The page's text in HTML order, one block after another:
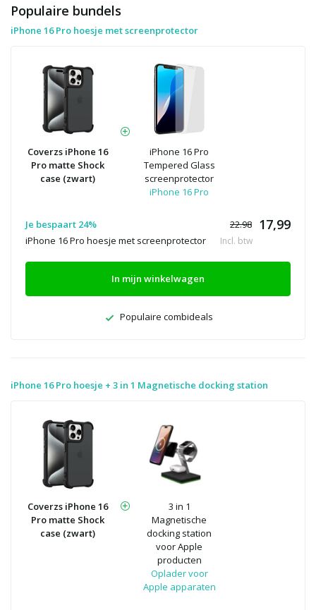
Populaire bundels
iPhone 16 Pro hoesje met screenprotector
Coverzs iPhone 16
Pro matte Shock
case (zwart)
iPhone 16 Pro
Tempered Glass
screenprotector
iPhone 16 Pro
Je bespaart 24% 22.98 17,99
iPhone 16 Pro hoesje met screenprotector Incl. btw
In mijn winkelwagen
Populaire combideals
iPhone 16 Pro hoesje + 3 in 1 Magnetische docking station
Coverzs iPhone 16
Pro matte Shock
case (zwart)
3 in 1
Magnetische
docking station
voor Apple
producten
Oplader voor
Apple apparaten